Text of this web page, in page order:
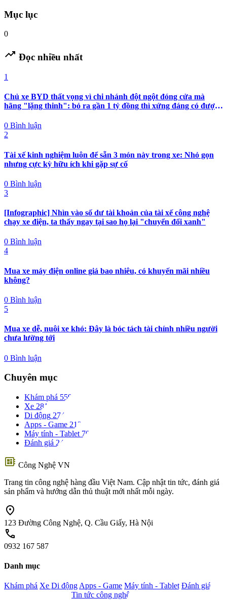
Mục lục
0
trending_up Đọc nhiều nhất
1
Chủ xe BYD thất vọng vì chi nhánh đột ngột đóng cửa mà
hãng "lặng thinh": bỏ ra gần 1 tỷ đồng thì xứng đáng có được
0 Bình luận
2
Tài xế kinh nghiệm luôn để sẵn 3 món này trong xe: Nhỏ gọn
nhưng cực kỳ hữu ích khi gặp sự cố
0 Bình luận
3
[Infographic] Nhìn vào số dư tài khoản của tài xế công nghệ
chạy xe điện, ta thấy ngay tại sao họ lại "chuyển đổi xanh"
0 Bình luận
4
Mua xe máy điện online giá bao nhiêu, có khuyến mãi nhiều
không?
0 Bình luận
5
Mua xe dễ, nuôi xe khó: Đây là bóc tách tài chính nhiều người
chưa lường tới
0 Bình luận
Chuyên mục
Khám phá 559
Xe 281
Di động 274
Apps - Game 212
Máy tính - Tablet 70
Đánh giá 24
developer_board Công Nghệ VN
Trang tin công nghệ hàng đầu Việt Nam. Cập nhật tin tức, đánh giá
sản phẩm và hướng dẫn thủ thuật mới nhất mỗi ngày.
location_on
123 Đường Công Nghệ, Q. Cầu Giấy, Hà Nội
call
0932 167 587
Danh mục
Khám phá Xe Di độngApps - Game Máy tính - Tablet Đánh giá
Tin tức công nghệ